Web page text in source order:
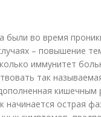
были во время
– повышение
иммунитет
так
кишечным
острая